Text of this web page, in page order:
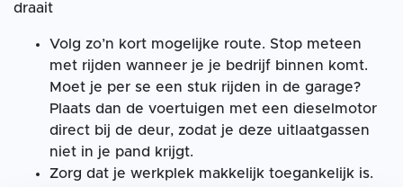
draait
Volg zo’n kort mogelijke route. Stop meteen
met rijden wanneer je je bedrijf binnen komt.
Moet je per se een stuk rijden in de garage?
Plaats dan de voertuigen met een dieselmotor
direct bij de deur, zodat je deze uitlaatgassen
niet in je pand krijgt.
Zorg dat je werkplek makkelijk toegankelijk is.